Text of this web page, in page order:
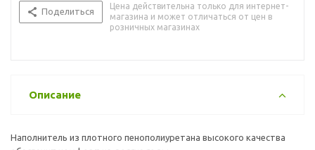
Поделиться
Цена действительна только для интернет-
магазина и может отличаться от цен в
розничных магазинах
Описание
Наполнитель из плотного пенополиуретана высокого качества